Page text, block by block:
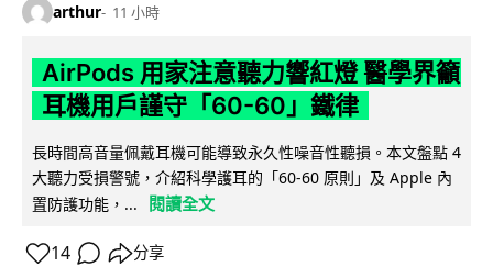
arthur 11 小時
AirPods 用家注意聽力響紅燈 醫學界籲
耳機用戶謹守「60-60」鐵律
長時間高音量佩戴耳機可能導致永久性噪音性聽損。本文盤點 4
大聽力受損警號，介紹科學護耳的「60-60 原則」及 Apple 內
置防護功能，...
閱讀全文
14 分享